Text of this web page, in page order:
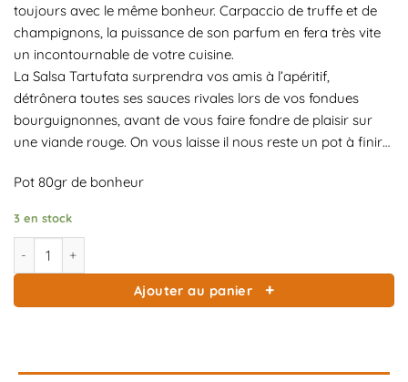
toujours avec le même bonheur. Carpaccio de truffe et de
champignons, la puissance de son parfum en fera très vite
un incontournable de votre cuisine.
La Salsa Tartufata surprendra vos amis à l’apéritif,
détrônera toutes ses sauces rivales lors de vos fondues
bourguignonnes, avant de vous faire fondre de plaisir sur
une viande rouge. On vous laisse il nous reste un pot à finir…
Pot 80gr de bonheur
3 en stock
quantité de Sauce truffe Salsa Tartufata
Ajouter au panier